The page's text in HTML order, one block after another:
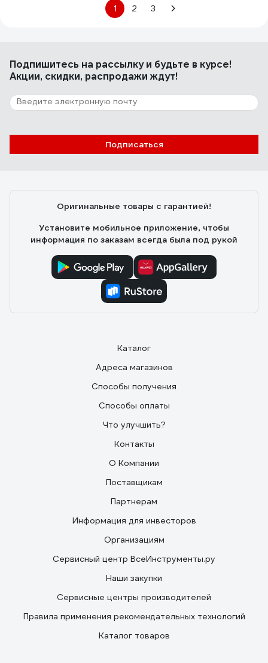
1 2 3
Подпишитесь на рассылкуи будьте в курсе!
Акции, скидки, распродажи ждут!
Подписаться
Оригинальные товары с гарантией!
Установите мобильное приложение, чтобы
информация по заказам всегда была под рукой
Каталог
Адреса магазинов
Способы получения
Способы оплаты
Что улучшить?
Контакты
О Компании
Поставщикам
Партнерам
Информация для инвесторов
Организациям
Сервисный центр ВсеИнструменты.ру
Наши закупки
Сервисные центры производителей
Правила применения рекомендательных технологий
Каталог товаров